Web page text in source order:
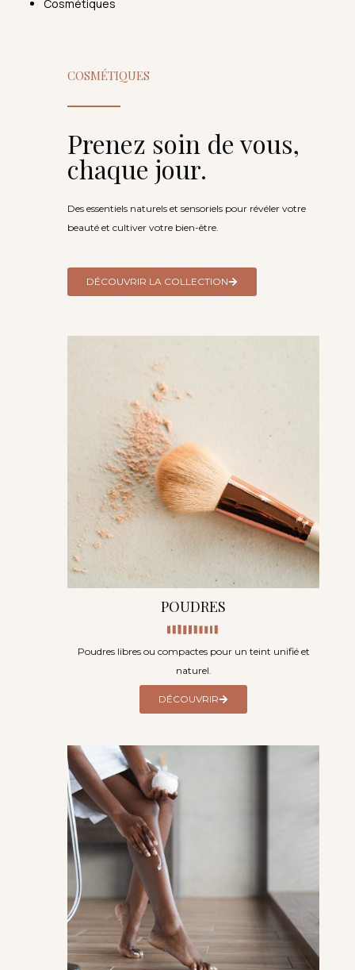
Cosmétiques
COSMÉTIQUES
Prenez soin de vous,
chaque jour.
Des essentiels naturels et sensoriels pour révéler votre
beauté et cultiver votre bien-être.
DÉCOUVRIR LA COLLECTION
POUDRES
Poudres libres ou compactes pour un teint unifié et
naturel.
DÉCOUVRIR